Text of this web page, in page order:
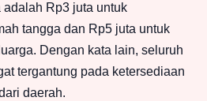
Rp3 juta untuk
tangga dan Rp5 juta untuk
Dengan kata lain, seluruh
tergantung pada ketersediaan
daerah.